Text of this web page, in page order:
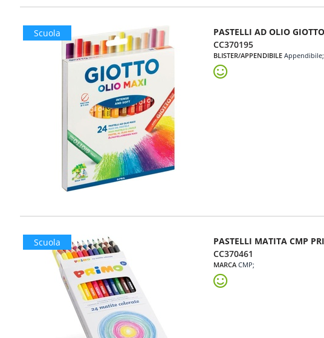
Scuola
PASTELLI AD OLIO
CC370195
BLISTER/APPENDIBILE Appendibile
Scuola
PASTELLI MATITA CMP
CC370461
MARCA CMP